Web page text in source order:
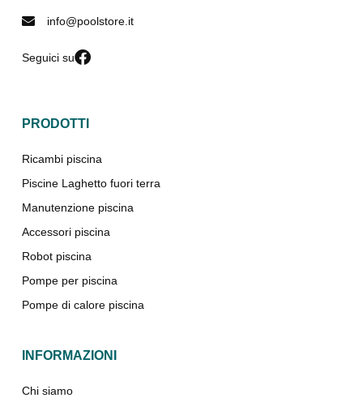
info@poolstore.it
Seguici su
PRODOTTI
Ricambi piscina
Piscine Laghetto fuori terra
Manutenzione piscina
Accessori piscina
Robot piscina
Pompe per piscina
Pompe di calore piscina
INFORMAZIONI
Chi siamo